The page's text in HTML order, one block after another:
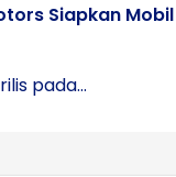
Siapkan
pada...